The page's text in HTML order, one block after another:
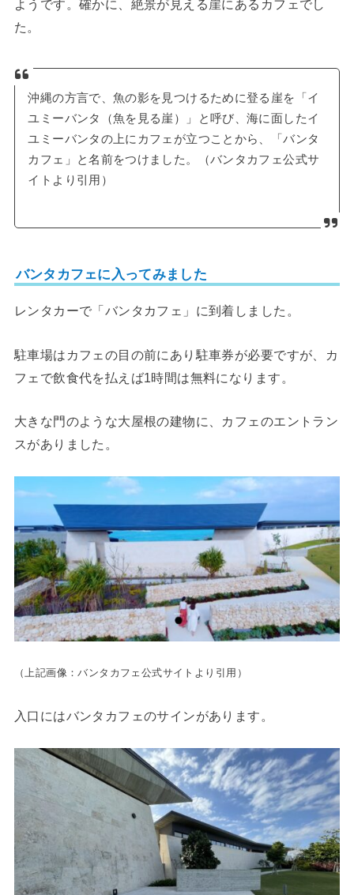
ようです。確かに、絶景が見える崖にあるカフェでし
た。
沖縄の⽅⾔で、⿂の影を⾒つけるために登る崖を「イ
ユミーバンタ（⿂を⾒る崖）」と呼び、海に面したイ
ユミーバンタの上にカフェが立つことから、「バンタ
カフェ」と名前をつけました。（バンタカフェ公式サ
イトより引用）
バンタカフェに入ってみました
レンタカーで「バンタカフェ」に到着しました。
駐車場はカフェの目の前にあり駐車券が必要ですが、カ
フェで飲食代を払えば1時間は無料になります。
大きな門のような大屋根の建物に、カフェのエントラン
スがありました。
（上記画像：バンタカフェ公式サイトより引用）
入口にはバンタカフェのサインがあります。